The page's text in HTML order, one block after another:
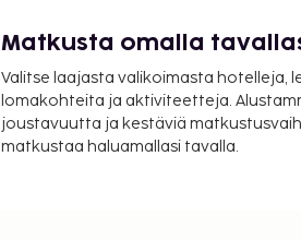
Matkusta omalla
Valitse laajasta valikoimasta hotelleja,
lomakohteita ja aktiviteetteja.
joustavuutta ja kestäviä
matkustaa haluamallasi tavalla.